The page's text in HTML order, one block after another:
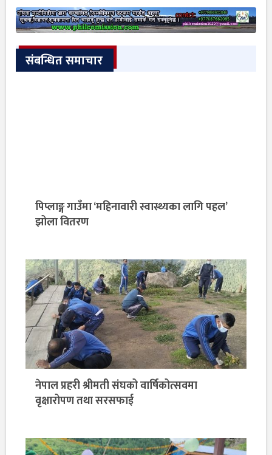
संबन्धित समाचार
पिप्लाङ्ग गाउँमा ‘महिनावारी स्वास्थ्यका लागि पहल’
झोला वितरण
नेपाल प्रहरी श्रीमती संघको वार्षिकोत्सवमा
वृक्षारोपण तथा सरसफाई